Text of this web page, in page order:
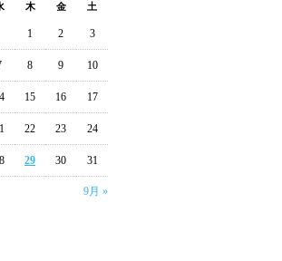
木 金 土
9月 »
1 2 3
8 9 10
15 16 17
22 23 24
29 30 31